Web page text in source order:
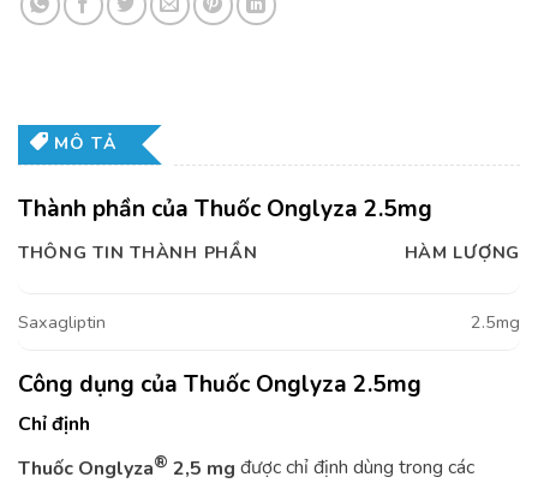
MÔ TẢ
Thành phần của Thuốc Onglyza 2.5mg
THÔNG TIN THÀNH PHẦN HÀM LƯỢNG
Saxagliptin 2.5mg
Công dụng của Thuốc Onglyza 2.5mg
Chỉ định
Thuốc Onglyza® 2,5 mg được chỉ định dùng trong các